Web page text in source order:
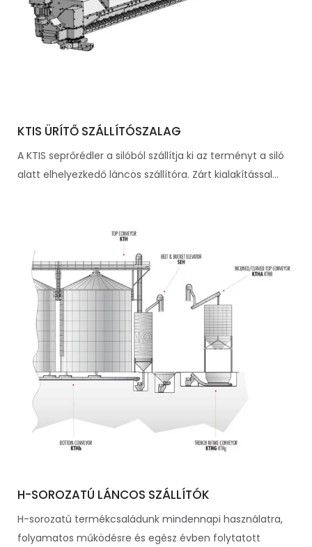
KTIS ÜRÍTŐ SZÁLLÍTÓSZALAG
A KTIS seprőrédler a silóból szállítja ki az terményt a siló
alatt elhelyezkedő láncos szállítóra. Zárt kialakítással...
H-SOROZATÚ LÁNCOS SZÁLLÍTÓK
H-sorozatú termékcsaládunk mindennapi használatra,
folyamatos működésre és egész évben folytatott